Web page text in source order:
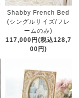
Shabby French Bed
(シングルサイズ/フレ
ームのみ)
117,000円(税込128,7
00円)